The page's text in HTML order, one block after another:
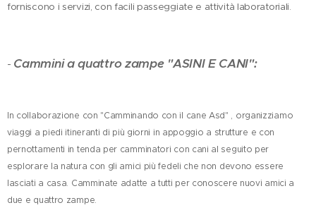
forniscono i servizi, con facili passeggiate e attività laboratoriali.
- Cammini a quattro zampe "ASINI E CANI":
In collaborazione con "Camminando con il cane Asd" , organizziamo
viaggi a piedi itineranti di più giorni in appoggio a strutture e con
pernottamenti in tenda per camminatori con cani al seguito per
esplorare la natura con gli amici più fedeli che non devono essere
lasciati a casa. Camminate adatte a tutti per conoscere nuovi amici a
due e quattro zampe.